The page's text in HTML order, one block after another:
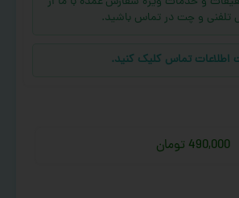
تلفنی و چت در تماس باشید.
اطلاعات تماس کلیک کنید.
490,000 تومان